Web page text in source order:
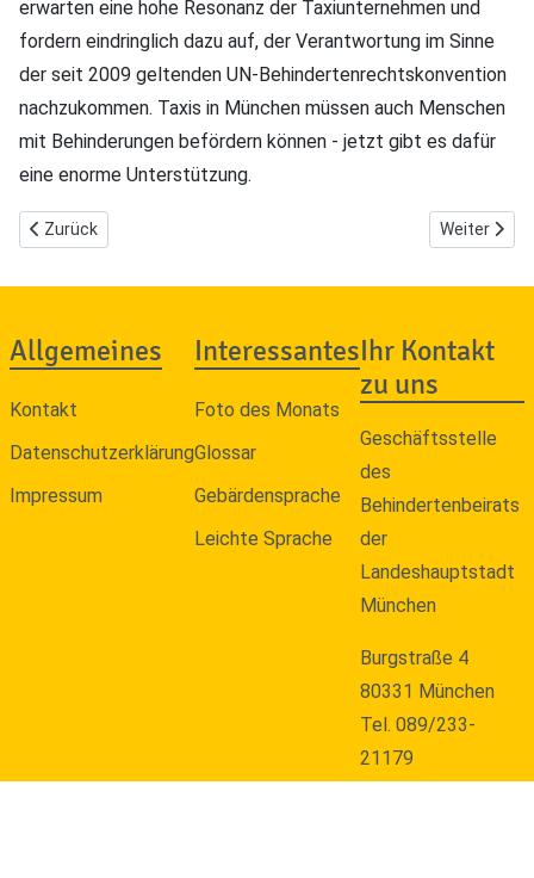
erwarten eine hohe Resonanz der Taxiunternehmen und
fordern eindringlich dazu auf, der Verantwortung im Sinne
der seit 2009 geltenden UN-Behindertenrechtskonvention
nachzukommen. Taxis in München müssen auch Menschen
mit Behinderungen befördern können - jetzt gibt es dafür
eine enorme Unterstützung.
Vorheriger Beitrag: Corona - Geschäftsstelle des
Zurück Nächster
Weiter
Allgemeines
Kontakt
Datenschutzerklärung
Impressum
Interessantes
Foto des Monats
Glossar
Gebärdensprache
Leichte Sprache
Ihr Kontakt
zu uns
Geschäftsstelle
des
Behindertenbeirats
der
Landeshauptstadt
München
Burgstraße 4
80331 München
Tel. 089/233-
21179